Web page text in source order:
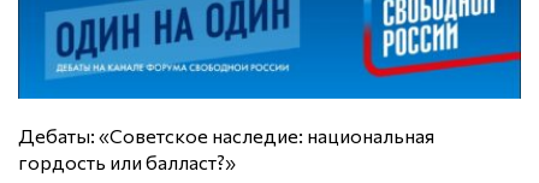
Дебаты: «Советское наследие: национальная
гордость или балласт?»